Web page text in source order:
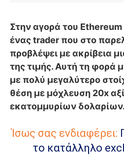
Στην αγορά του
ένας trader που στο
προβλέψει με ακρίβεια
της τιμής. Αυτή τη φορά
με πολύ μεγαλύτερο
θέση με μόχλευση 20x
εκατομμυρίων δολαρίων.
Ίσως σας ενδιαφέρει:
το κατάλληλο